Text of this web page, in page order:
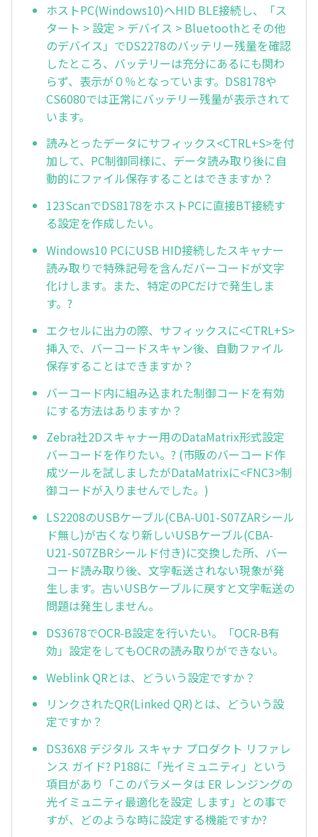
ホストPC(Windows10)へHID BLE接続し、「ス
タート > 設定 > デバイス > Bluetoothとその他
のデバイス」でDS2278のバッテリー残量を確認
したところ、バッテリーは充分にあるにも関わ
らず、表示が０％となっています。DS8178や
CS6080では正常にバッテリー残量が表示されて
います。
読みとったデータにサフィックス<CTRL+S>を付
加して、PC制御同様に、データ読み取り後に自
動的にファイル保存することはできますか？
123ScanでDS8178をホストPCに直接BT接続す
る設定を作成したい。
Windows10 PCにUSB HID接続したスキャナー
読み取りで特殊記号を含んだバーコードが文字
化けします。また、特定のPCだけで発生しま
す。?
エクセルに出力の際、サフィックスに<CTRL+S>
挿入で、バーコードスキャン後、自動ファイル
保存することはできますか？
バーコード内に組み込まれた制御コードを有効
にする方法はありますか？
Zebra社2Dスキャナー用のDataMatrix形式設定
バーコードを作りたい。? (市販のバーコード作
成ツールを試しましたがDataMatrixに<FNC3>制
御コードが入りませんでした。)
LS2208のUSBケーブル(CBA-U01-S07ZARシール
ド無し)が古くなり新しいUSBケーブル(CBA-
U21-S07ZBRシールド付き)に交換した所、バー
コード読み取り後、文字転送されない現象が発
生します。古いUSBケーブルに戻すと文字転送の
問題は発生しません。
DS3678でOCR-B設定を行いたい。「OCR-B有
効」設定をしてもOCRの読み取りができない。
Weblink QRとは、どういう設定ですか？
リンクされたQR(Linked QR)とは、どういう設
定ですか？
DS36X8 デジタル スキャナ プロダクト リファレ
ンス ガイド? P188に「光イミュニティ」という
項目があり「このパラメータは ER レンジングの
光イミュニティ最適化を設定 します」との事で
すが、どのような時に設定する機能ですか?